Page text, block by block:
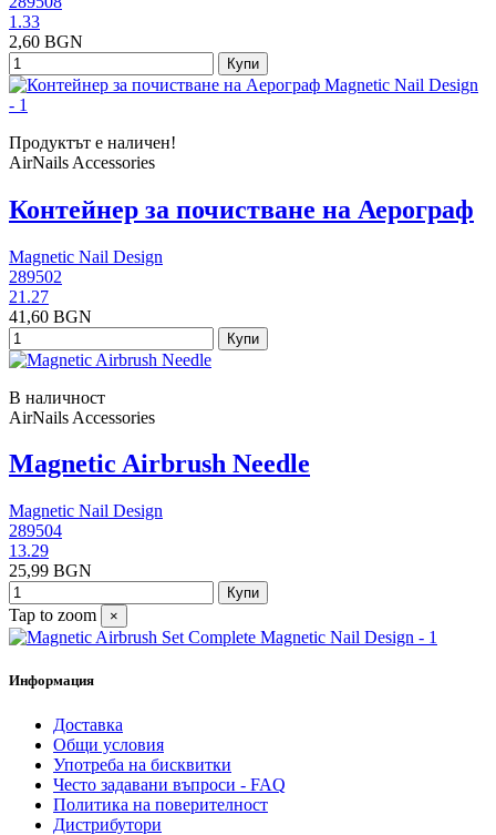
1.33
2,60 BGN
Купи
Продуктът е наличен!
AirNails Accessories
Контейнер за почистване на Аерограф
Magnetic Nail Design
289502
21.27
41,60 BGN
Купи
В наличност
AirNails Accessories
Magnetic Airbrush Needle
Magnetic Nail Design
289504
13.29
25,99 BGN
Купи
Tap to zoom ×
Информация
Доставка
Общи условия
Употреба на бисквитки
Често задавани въпроси - FAQ
Политика на поверителност
Дистрибутори